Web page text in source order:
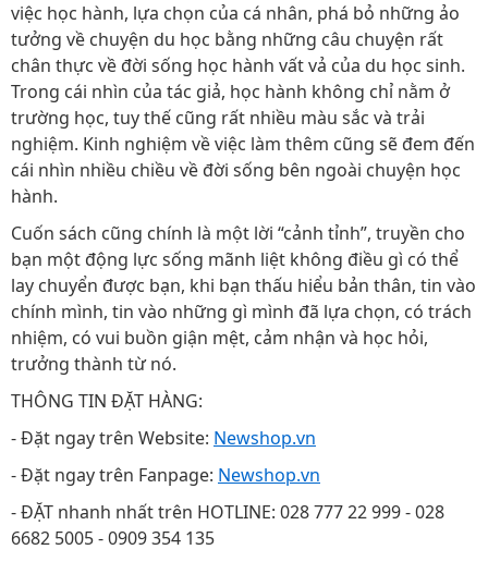
việc học hành, lựa chọn của cá nhân, phá bỏ những ảo
tưởng về chuyện du học bằng những câu chuyện rất
chân thực về đời sống học hành vất vả của du học sinh.
Trong cái nhìn của tác giả, học hành không chỉ nằm ở
trường học, tuy thế cũng rất nhiều màu sắc và trải
nghiệm. Kinh nghiệm về việc làm thêm cũng sẽ đem đến
cái nhìn nhiều chiều về đời sống bên ngoài chuyện học
hành.
Cuốn sách cũng chính là một lời “cảnh tỉnh”, truyền cho
bạn một động lực sống mãnh liệt không điều gì có thể
lay chuyển được bạn, khi bạn thấu hiểu bản thân, tin vào
chính mình, tin vào những gì mình đã lựa chọn, có trách
nhiệm, có vui buồn giận mệt, cảm nhận và học hỏi,
trưởng thành từ nó.
THÔNG TIN ĐẶT HÀNG:
- Đặt ngay trên Website: Newshop.vn
- Đặt ngay trên Fanpage: Newshop.vn
- ĐẶT nhanh nhất trên HOTLINE: 028 777 22 999 - 028
6682 5005 - 0909 354 135